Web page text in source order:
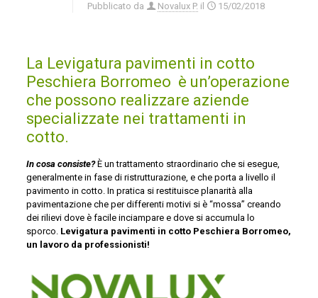
Pubblicato da Novalux P. il 15/02/2018
La Levigatura pavimenti in cotto
Peschiera Borromeo è un’operazione
che possono realizzare aziende
specializzate nei trattamenti in
cotto.
In cosa consiste?È un trattamento straordinario che si esegue,
generalmente in fase di ristrutturazione, e che porta a livello il
pavimento in cotto. In pratica si restituisce planarità alla
pavimentazione che per differenti motivi si è “mossa” creando
dei rilievi dove è facile inciampare e dove si accumula lo
sporco. Levigatura pavimenti in cotto Peschiera Borromeo,
un lavoro da professionisti!